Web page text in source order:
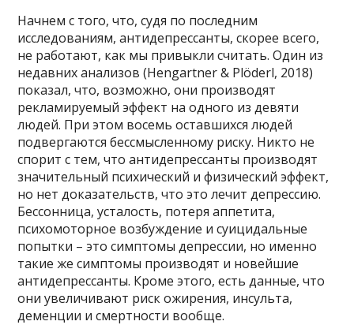
Начнем с того, что, судя по последним
исследованиям, антидепрессанты, скорее всего,
не работают, как мы привыкли считать. Один из
недавних анализов (Hengartner & Plöderl, 2018)
показал, что, возможно, они производят
рекламируемый эффект на одного из девяти
людей. При этом восемь оставшихся людей
подвергаются бессмысленному риску. Никто не
спорит с тем, что антидепрессанты производят
значительный психический и физический эффект,
но нет доказательств, что это лечит депрессию.
Бессонница, усталость, потеря аппетита,
психомоторное возбуждение и суицидальные
попытки – это симптомы депрессии, но именно
такие же симптомы производят и новейшие
антидепрессанты. Кроме этого, есть данные, что
они увеличивают риск ожирения, инсульта,
деменции и смертности вообще.